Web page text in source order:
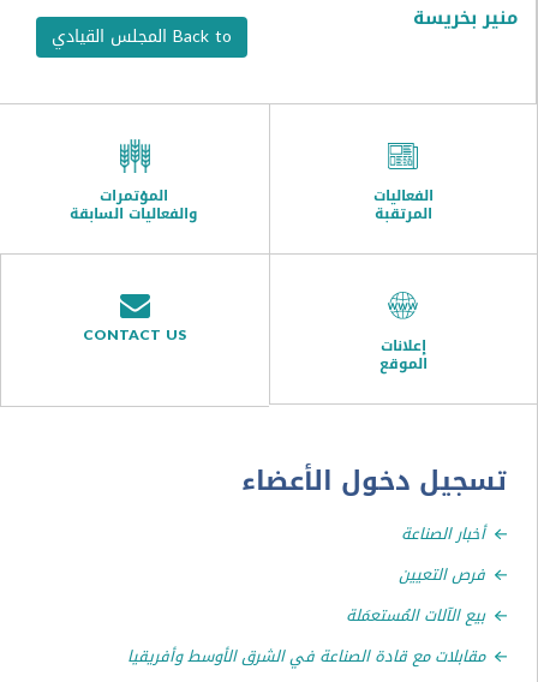
والفعاليات السابقة
CONTACT US
دخول الأعضاء
الصناعة
المُستعمَلة
مع قادة الصناعة في الشرق الأوسط وأفريقيا